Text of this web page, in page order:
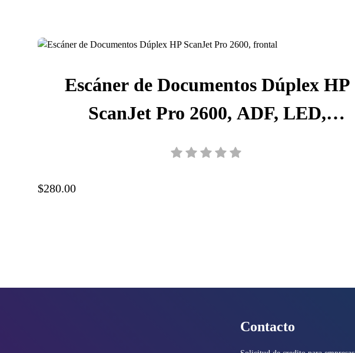
Escáner de Documentos Dúplex HP
ScanJet Pro 2600, ADF, LED,
$280.00
Contacto